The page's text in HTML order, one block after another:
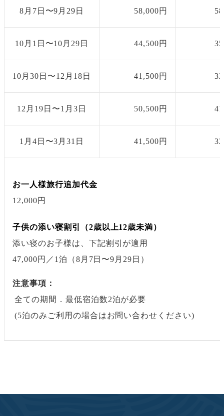
8月7日〜9月29日 58,000円
10月1日〜10月29日 44,500円
10月30日〜12月18日 41,500円
12月19日〜1月3日 50,500円
1月4日〜3月31日 41,500円
お一人様旅行追加代金
12,000円
子供の添い寝割引（2歳以上12歳未満）
添い寝のお子様は、下記割引が適用
47,000円 ／1泊 （8月7日〜9月29日）
注意事項：
全ての期間．最低宿泊数2泊が必要
(5泊のみご利用の場合はお問い合わせください)